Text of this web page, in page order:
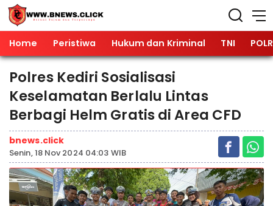
Home Peristiwa Hukum dan Kriminal TNI
Polres Kediri Sosialisasi
Keselamatan Berlalu Lintas
Berbagi Helm Gratis di Area CFD
bnews.click
Senin, 18 Nov 2024 04:03 WIB